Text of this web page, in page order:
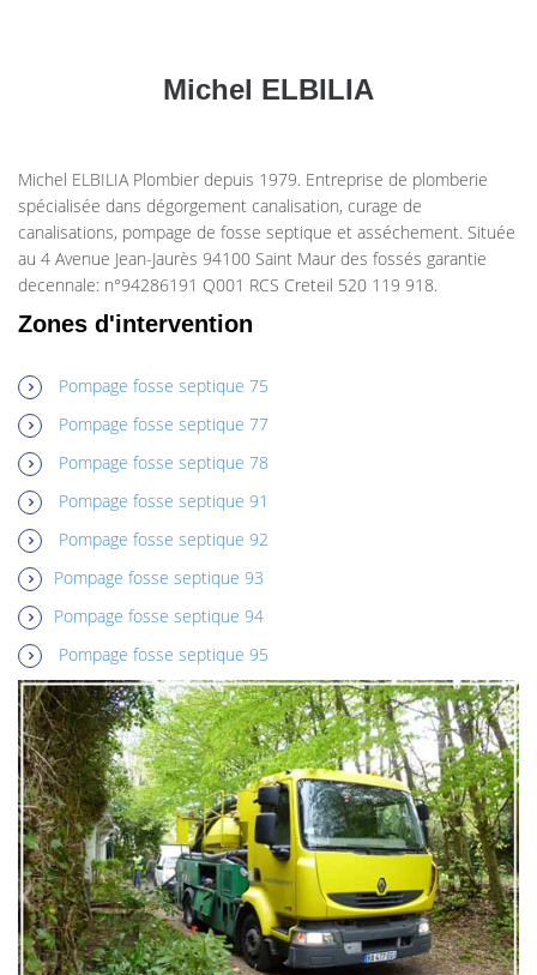
Michel ELBILIA
Michel ELBILIA Plombier depuis 1979. Entreprise de plomberie
spécialisée dans dégorgement canalisation, curage de
canalisations, pompage de fosse septique et asséchement. Située
au 4 Avenue Jean-Jaurès 94100 Saint Maur des fossés garantie
decennale: n°94286191 Q001 RCS Creteil 520 119 918.
Zones d'intervention
Pompage fosse septique 75
Pompage fosse septique 77
Pompage fosse septique 78
Pompage fosse septique 91
Pompage fosse septique 92
Pompage fosse septique 93
Pompage fosse septique 94
Pompage fosse septique 95